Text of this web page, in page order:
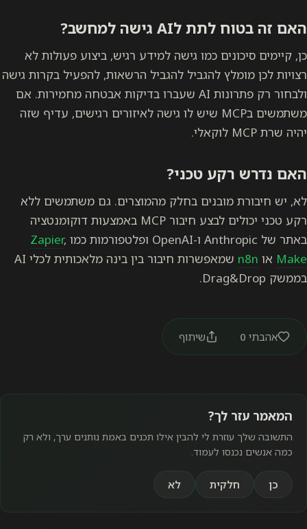
האם זה בטוח לתת לAI גישה למחשב?
‎כן, קיימים סיכונים כמו גישה למידע רגיש, ביצוע פעולות לא
רצויות לכן מומלץ להגביל להגביל הרשאות, להפעיל בקרות גישה
ולבחור רק פתרונות AI שעברו בדיקות אבטחה מחמירות. אם
משתמשים בMCP שיש לו גישה לאיזורים רגישים, עדיף שזה
יהיה שרת MCP לוקאלי.
האם נדרש רקע טכני?
‎לא, יש חיבורת מובנים בחלק מהמוצרים. גם משתמשים ללא
רקע טכני יכולים לבצע חיבור MCP באמצעות דוקומנטציה
באתר של Anthropic ו-OpenAI ופלטפורמות כמו
Zapier,
Make או n8n
שמאפשרות חיבור בין בינה מלאכותית לכלי AI
בממשק Drag&Drop.
אהבתי 0 שיתוף
המאמר עזר לך?
התשובה שלך עוזרת לי להבין אילו תכנים באמת נותנים ערך, ולא רק
כמה אנשים נכנסו לעמוד.
כן חלקית לא